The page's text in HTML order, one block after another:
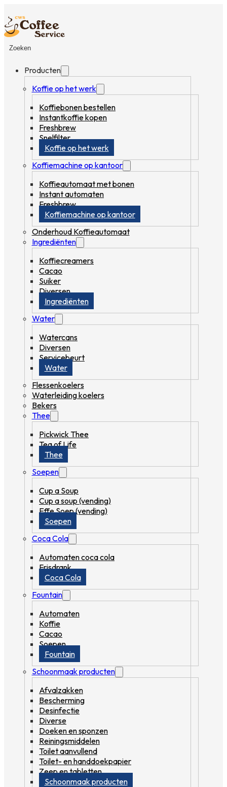
Zoeken
Producten
Koffie op het werk
Koffiebonen bestellen
Instantkoffie kopen
Freshbrew
Snelfilter
Koffie op het werk
Koffiemachine op kantoor
Koffieautomaat met bonen
Instant automaten
Freshbrew
Koffiemachine op kantoor
Onderhoud Koffieautomaat
Ingrediënten
Koffiecreamers
Cacao
Suiker
Diversen
Ingrediënten
Water
Watercans
Diversen
Servicebeurt
Water
Flessenkoelers
Waterleiding koelers
Bekers
Thee
Pickwick Thee
Tea of Life
Thee
Soepen
Cup a Soup
Cup a soup (vending)
Effe Soep (vending)
Soepen
Coca Cola
Automaten coca cola
Frisdrank
Coca Cola
Fountain
Automaten
Koffie
Cacao
Soepen
Fountain
Schoonmaak producten
Afvalzakken
Bescherming
Desinfectie
Diverse
Doeken en sponzen
Reiningsmiddelen
Toilet aanvullend
Toilet- en handdoekpapier
Zeep en tabletten
Schoonmaak producten